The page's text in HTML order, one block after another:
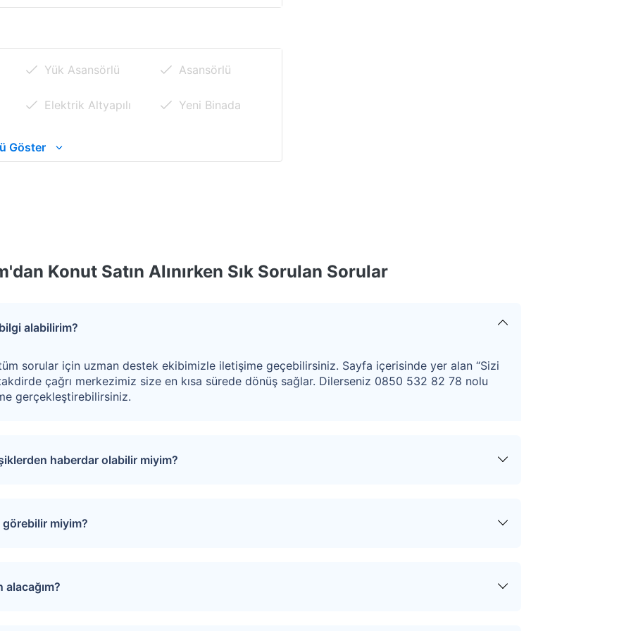
Yük Asansörlü Asansörlü
Elektrik Altyapılı Yeni Binada
Göster
Konut Satın Alınırken Sık Sorulan Sorular
alabilirim?
sorular için uzman destek ekibimizle iletişime geçebilirsiniz. Sayfa içerisinde yer alan “Sizi
çağrı merkezimiz size en kısa sürede dönüş sağlar. Dilerseniz 0850 532 82 78 nolu
gerçekleştirebilirsiniz.
haberdar olabilir miyim?
miyim?
alacağım?